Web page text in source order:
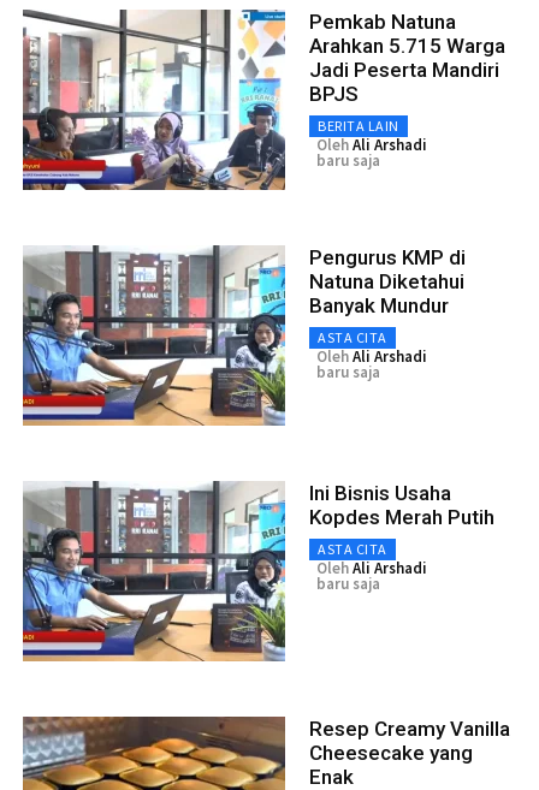
Pemkab Natuna
Arahkan 5.715 Warga
Jadi Peserta Mandiri
BPJS
BERITA LAIN
OlehAli Arshadi
baru saja
Pengurus KMP di
Natuna Diketahui
Banyak Mundur
ASTA CITA
OlehAli Arshadi
baru saja
Ini Bisnis Usaha
Kopdes Merah Putih
ASTA CITA
OlehAli Arshadi
baru saja
Resep Creamy Vanilla
Cheesecake yang
Enak